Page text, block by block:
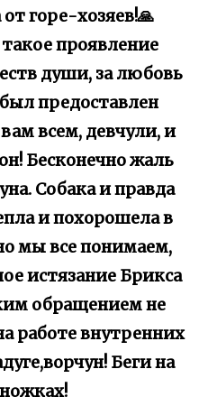
горе-хозяев!🙏
проявление
души, за любовь
предоставлен
всем, девчули, и
Бесконечно жаль
Собака и правда
и похорошела в
мы все понимаем,
истязание Брикса
обращением не
работе внутренних
Беги на